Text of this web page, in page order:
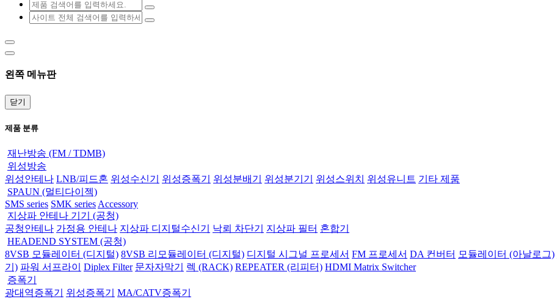
왼쪽 메뉴판
닫기
제품 분류
재난방송 (FM / TDMB)
위성방송
위성안테나 LNB/피드혼 위성수신기 위성증폭기 위성분배기 위성분기기 위성스위치 위성유니트 기타 제품
SPAUN (멀티다이젝)
SMS series SMK series Accessory
지상파 안테나 기기 (공청)
공청안테나 가정용 안테나 지상파 디지털수신기 낙뢰 차단기 지상파 필터 혼합기
HEADEND SYSTEM (공청)
8VSB 모듈레이터 (디지털) 8VSB 리모듈레이터 (디지털) 디지털 시그널 프로세서 FM 프로세서 DA 컨버터 모듈레이터 (아날로그)
기) 파워 서프라이 Diplex Filter 문자자막기 렉 (RACK) REPEATER (리피터) HDMI Matrix Switcher
증폭기
광대역증폭기
위성증폭기
MA/CATV증폭기